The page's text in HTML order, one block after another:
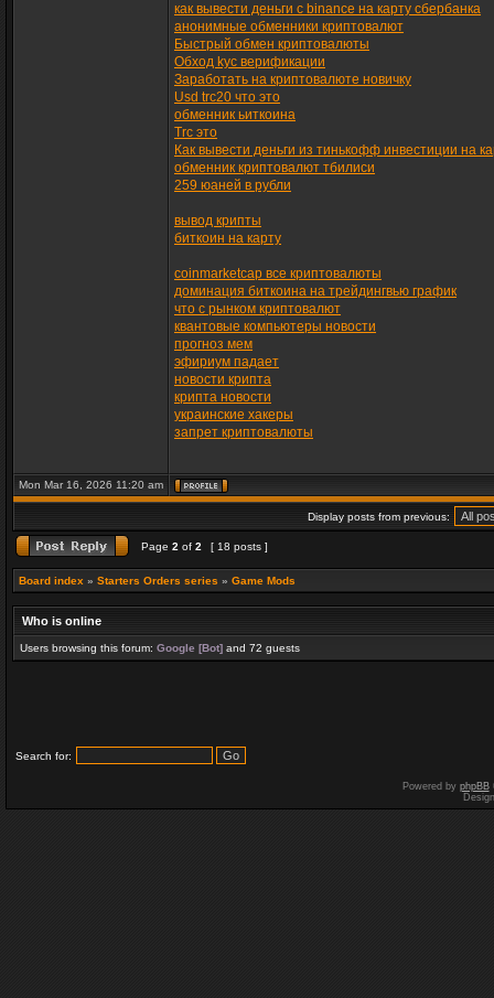
как вывести деньги с binance на карту сбербанка
анонимные обменники криптовалют
Быстрый обмен криптовалюты
Обход kyc верификации
Заработать на криптовалюте новичку
Usd trc20 что это
обменник ьиткоина
Trc это
Как вывести деньги из тинькофф инвестиции на
обменник криптовалют тбилиси
259 юаней в рубли
вывод крипты
биткоин на карту
coinmarketcap все криптовалюты
доминация биткоина на трейдингвью график
что с рынком криптовалют
квантовые компьютеры новости
прогноз мем
эфириум падает
новости крипта
крипта новости
украинские хакеры
запрет криптовалюты
Mon Mar 16, 2026 11:20 am
Display posts from previous:
Page 2 of 2 [ 18 posts ]
Board index » Starters Orders series » Game Mods
Who is online
Users browsing this forum: Google [Bot] and 72 guests
Search for:
Powered by phpBB